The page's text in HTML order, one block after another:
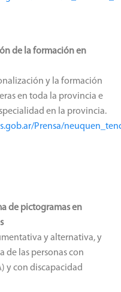
de la formación en
y la formación
en toda la provincia e
en la provincia.
Prensa/
de pictogramas en
y alternativa, y
de las personas con
y con discapacidad